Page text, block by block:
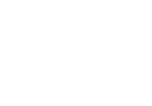
vlastnictvím BYLINKY MAYA.